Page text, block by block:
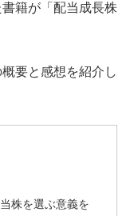
書籍が「配当成長株
要と感想を紹介し
株を選ぶ意義を